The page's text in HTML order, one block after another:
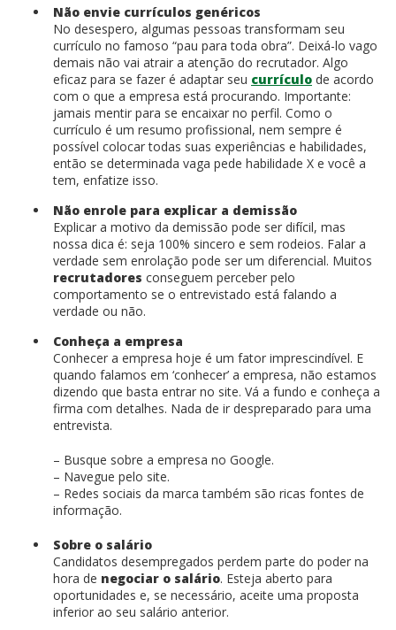
Não envie currículos genéricos
No desespero, algumas pessoas transformam seu
currículo no famoso “pau para toda obra”. Deixá-lo vago
demais não vai atrair a atenção do recrutador. Algo
eficaz para se fazer é adaptar seu currículo de acordo
com o que a empresa está procurando. Importante:
jamais mentir para se encaixar no perfil. Como o
currículo é um resumo profissional, nem sempre é
possível colocar todas suas experiências e habilidades,
então se determinada vaga pede habilidade X e você a
tem, enfatize isso.
Não enrole para explicar a demissão
Explicar a motivo da demissão pode ser difícil, mas
nossa dica é: seja 100% sincero e sem rodeios. Falar a
verdade sem enrolação pode ser um diferencial. Muitos
recrutadores conseguem perceber pelo
comportamento se o entrevistado está falando a
verdade ou não.
Conheça a empresa
Conhecer a empresa hoje é um fator imprescindível. E
quando falamos em ‘conhecer’ a empresa, não estamos
dizendo que basta entrar no site. Vá a fundo e conheça a
firma com detalhes. Nada de ir despreparado para uma
entrevista.
– Busque sobre a empresa no Google.
– Navegue pelo site.
– Redes sociais da marca também são ricas fontes de
informação.
Sobre o salário
Candidatos desempregados perdem parte do poder na
hora de negociar o salário. Esteja aberto para
oportunidades e, se necessário, aceite uma proposta
inferior ao seu salário anterior.